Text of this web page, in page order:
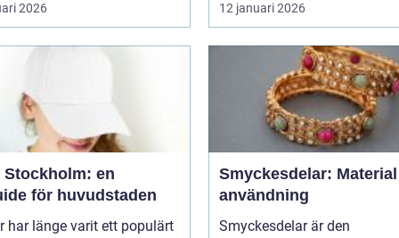
2026 12 januari 2026
Stockholm: en
för huvudstaden
har länge varit ett populärt
Smyckesdelar:
användning
Smyckesdelar är den